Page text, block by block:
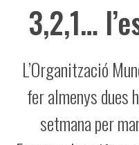
3,2,1…
L’Organització
fer almenys dues
setmana per